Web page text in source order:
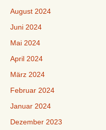
August 2024
Juni 2024
Mai 2024
April 2024
März 2024
Februar 2024
Januar 2024
Dezember 2023